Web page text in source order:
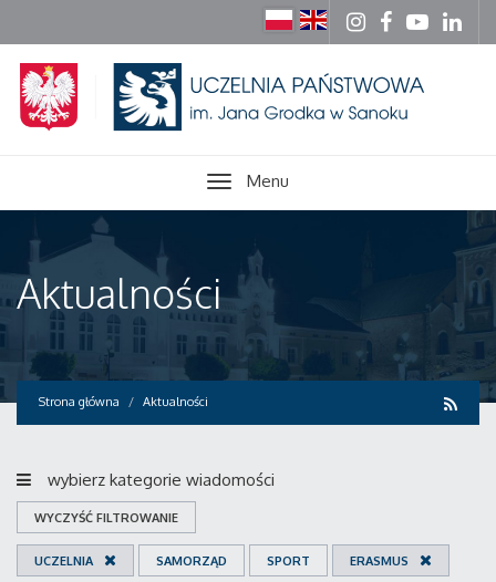
Menu
Aktualności
Strona główna Aktualności
wybierz kategorie wiadomości
WYCZYŚĆ FILTROWANIE
UCZELNIA SAMORZĄD SPORT ERASMUS